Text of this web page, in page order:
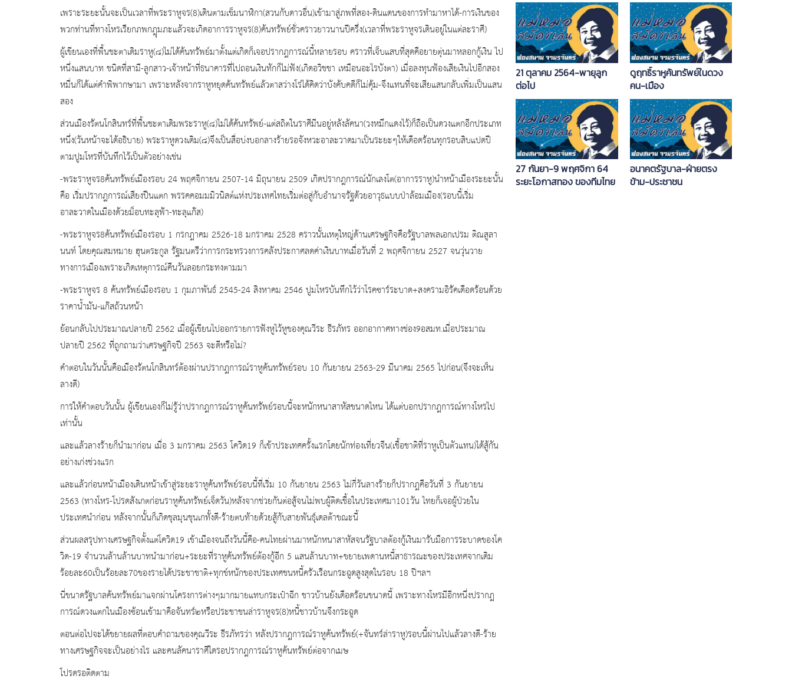
เพราะระยะนั้นจะเป็นเวลาที่พระราหูจร(8)เดินตามเข็มนาฬิกา(สวนกับดาวอื่น)เข้ามาสู่ภพที่สอง-ดินแดนของการทำมาหาได้-การเงินของ
พวกท่านที่ทางโหรเรียกภพกฎุมภะแล้วจะเกิดอาการราหูจร(8)ค้นทรัพย์ชั่วคราวยาวนานปีครึ่ง(เวลาที่พระราหูจรเดินอยู่ในแต่ละราศี)
ผู้เขียนเองที่พื้นชะตาเดิมราหู(๘)ไม่ได้ค้นทรัพย์มาตั้งแต่เกิดก็เจอปรากฎการณ์นี้หลายรอบ คราวที่เจ็บแสบที่สุดคือยายตุ่นมาหลอกกู้เงิน ไป
หนึ่งแสนบาท ชนิดที่สามี-ลูกสาว-เจ้าหน้าที่ธนาคารที่ไปถอนเงินทักก็ไม่ฟัง(เกิดอวิชชา เหมือนอะไรบังตา) เมื่อลงทุนฟ้องเสียเงินไปอีกสอง
หมื่นก็ได้แต่คำพิพากษามา เพราะหลังจากราหูหยุดค้นทรัพย์แล้วตาสว่างโร่ได้คิดว่าบังคับคดีก็ไม่คุ้ม-จึงแทนที่จะเสียแสนกลับเพิ่มเป็นแสน
สอง
ส่วนเมืองรัตนโกสินทร์ที่พื้นชะตาเดิมพระราหู(๘)ไม่ได้ค้นทรัพย์-แต่สถิตในราศีมีนอยู่หลังลัคนา(วงหมึกแดงไว้)ก็ถือเป็นดวงแตกอีกประเภท
หนึ่ง(วันหน้าจะได้อธิบาย) พระราหูดวงเดิม(๘)จึงเป็นสื่อบ่งบอกลางร้ายรอจังหวะอาละวาดมาเป็นระยะๆให้เดือดร้อนทุกรอบสิบแปดปี
ตามปูมโหรที่บันทึกไว้เป็นตัวอย่างเช่น
-พระราหูจร8ค้นทรัพย์เมืองรอบ 24 พฤศจิกายน 2507-14 มิถุนายน 2509 เกิดปรากฎการณ์นักเลงโต(อาการราหู)นำหน้าเมืองระยะนั้น
คือ เริ่มปรากฎการณ์เสียงปืนแตก พรรคคอมมมิวนิสต์แห่งประเทศไทยเริ่มต่อสู่กับอำนาจรัฐด้วยอาวุธแบบป่าล้อมเมือง(รอบนี้เริ่ม
อาละวาดในเมืองด้วยม็อบทะลุฟ้า-ทะลุแก๊ส)
-พระราหูจร8ค้นทรัพย์เมืองรอบ 1 กรกฎาคม 2526-18 มกราคม 2528 คราวนั้นเหตุใหญ่ด้านเศรษฐกิจคือรัฐบาลพลเอกเปรม ติณสูลา
นนท์ โดยคุณสมหมาย ฮุนตระกูล รัฐมนตรีว่าการกระทรวงการคลังประกาศลดค่าเงินบาทเมื่อวันที่ 2 พฤศจิกายน 2527 จนวุ่นวาย
ทางการเมืองเพราะเกิดเหตุการณ์คืนวันลอยกระทงตามมา
-พระราหูจร 8 ค้นทรัพย์เมืองรอบ 1 กุมภาพันธ์ 2545-24 สิงหาคม 2546 ปูมโหรบันทึกไว้ว่าโรคซาร์ระบาด+สงครามอิรัคเดือดร้อนด้วย
ราคาน้ำมัน-แก๊สถ้วนหน้า
ย้อนกลับไปประมาณปลายปี 2562 เมื่อผู้เขียนไปออกรายการฟังหูไว้หูของคุณวีระ ธีรภัทร ออกอากาศทางช่อง9อสมท.เมื่อประมาณ
ปลายปี 2562 ที่ถูกถามว่าเศรษฐกิจปี 2563 จะดีหรือไม่?
คำตอบในวันนั้นคือเมืองรัตนโกสินทร์ต้องผ่านปรากฎการณ์ราหูค้นทรัพย์รอบ 10 กันยายน 2563-29 มีนาคม 2565 ไปก่อน(จึงจะเห็น
ลางดี)
การให้คำตอบวันนั้น ผู้เขียนเองก็ไม่รู้ว่าปรากฎการณ์ราหูค้นทรัพย์รอบนี้จะหนักหนาสาหัสขนาดไหน ได้แต่บอกปรากฎการณ์ทางโหรไป
เท่านั้น
และแล้วลางร้ายก็นำมาก่อน เมื่อ 3 มกราคม 2563 โควิด19 ก็เข้าประเทศครั้งแรกโดยนักท่องเที่ยวจีน(เชื้อชาติที่ราหูเป็นตัวแทน)ได้สู้กัน
อย่างเก่งช่วงแรก
และแล้วก่อนหน้าเมืองเดินหน้าเข้าสู่ระยะราหูค้นทรัพย์รอบนี้ที่เริ่ม 10 กันยายน 2563 ไม่กี่วันลางร้ายก็ปรากฎคือวันที่ 3 กันยายน
2563 (ทางโหร-โปรดสังเกตก่อนราหูค้นทรัพย์เจ็ดวัน)หลังจากช่วยกันต่อสู้จนไม่พบผู้ติดเชื้อในประเทศมา101วัน ไทยก็เจอผู้ป่วยใน
ประเทศนำก่อน หลังจากนั้นก็เกิดชุลมุนชุนเกทั้งดี-ร้ายตบท้ายด้วยสู้กับสายพันธุ์เดลต้าขณะนี้
ส่วนผลสรุปทางเศรษฐกิจตั้งแต่โควิด19 เข้าเมืองจนถึงวันนี้คือ-คนไทยผ่านมาหนักหนาสาหัสจนรัฐบาลต้องกู้เงินมารับมือการระบาดของโค
วิด-19 จำนวนล้านล้านบาทนำมาก่อน+ระยะที่ราหูค้นทรัพย์ต้องกู้อีก 5 แสนล้านบาท+ขยายเพดานหนี้สาธารณะของประเทศจากเดิม
ร้อยละ60เป็นร้อยละ70ของรายได้ประชาชาติ+ทุกข์หนักของประเทศชนหนี้ครัวเรือนกระฉูดสูงสุดในรอบ 18 ปีฯลฯ
นี่ขนาดรัฐบาลค้นทรัพย์มาแจกผ่านโครงการต่างๆมากมายแทบกระเป๋าฉีก ชาวบ้านยังเดือดร้อนขนาดนี้ เพราะทางโหรมีอีกหนึ่งปรากฎ
การณ์ดวงแตกในเมืองซ้อนเข้ามาคือจันทร์๒หรือประชาชนล่าราหูจร(8)หนี้ชาวบ้านจึงกระฉูด
ตอนต่อไปจะได้ขยายผลที่ตอบคำถามของคุณวีระ ธีรภัทรว่า หลังปรากฎการณ์ราหูค้นทรัพย์(+จันทร์ล่าราหู)รอบนี้ผ่านไปแล้วลางดี-ร้าย
ทางเศรษฐกิจจะเป็นอย่างไร และคนลัคนาราศีใดรอปรากฎการณ์ราหูค้นทรัพย์ต่อจากเมษ
โปรดรอติดตาม
21 ตุลาคม 2564-พายุลูก
ต่อไป
ดูฤทธิ์ราหูค้นทรัพย์ในดวง
คน-เมือง
27 กันยา-9 พฤศจิกา 64
ระยะโอกาสทอง ของทีมไทย
อนาคตรัฐบาล-ฝ่ายตรง
ข้าม-ประชาชน